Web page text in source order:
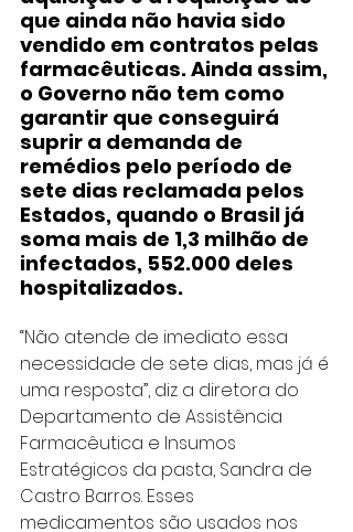
que ainda não havia sido
vendido em contratos pelas
farmacêuticas. Ainda assim,
o Governo não tem como
garantir que conseguirá
suprir a demanda de
remédios pelo período de
sete dias reclamada pelos
Estados, quando o Brasil já
soma mais de 1,3 milhão de
infectados, 552.000 deles
hospitalizados.
“Não atende de imediato essa
necessidade de sete dias, mas já é
uma resposta”, diz a diretora do
Departamento de Assistência
Farmacêutica e Insumos
Estratégicos da pasta, Sandra de
Castro Barros. Esses
medicamentos são usados nos